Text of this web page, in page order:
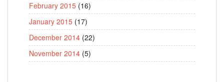
February 2015 (16)
January 2015 (17)
December 2014 (22)
November 2014 (5)